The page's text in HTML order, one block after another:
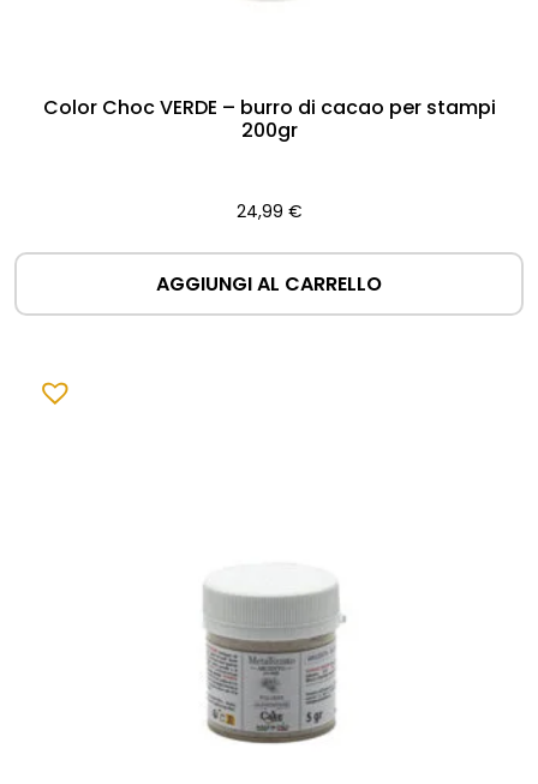
Color Choc VERDE – burro di cacao per stampi
200gr
24,99 €
AGGIUNGI AL CARRELLO